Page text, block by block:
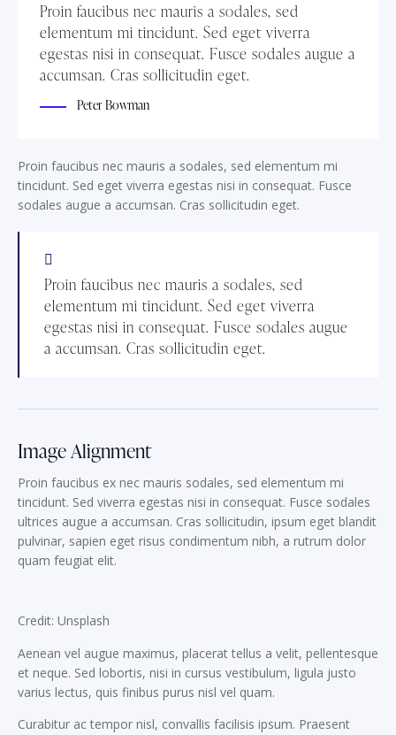
Proin faucibus nec mauris a sodales, sed
elementum mi tincidunt. Sed eget viverra
egestas nisi in consequat. Fusce sodales augue a
accumsan. Cras sollicitudin eget.
Peter Bowman
Proin faucibus nec mauris a sodales, sed elementum mi
tincidunt. Sed eget viverra egestas nisi in consequat. Fusce
sodales augue a accumsan. Cras sollicitudin eget.
Proin faucibus nec mauris a sodales, sed
elementum mi tincidunt. Sed eget viverra
egestas nisi in consequat. Fusce sodales augue
a accumsan. Cras sollicitudin eget.
Image Alignment
Proin faucibus ex nec mauris sodales, sed elementum mi
tincidunt. Sed viverra egestas nisi in consequat. Fusce sodales
ultrices augue a accumsan. Cras sollicitudin, ipsum eget blandit
pulvinar, sapien eget risus condimentum nibh, a rutrum dolor
quam feugiat elit.
Credit: Unsplash
Aenean vel augue maximus, placerat tellus a velit, pellentesque
et neque. Sed lobortis, nisi in cursus vestibulum, ligula justo
varius lectus, quis finibus purus nisl vel quam.
Curabitur ac tempor nisl, convallis facilisis ipsum. Praesent